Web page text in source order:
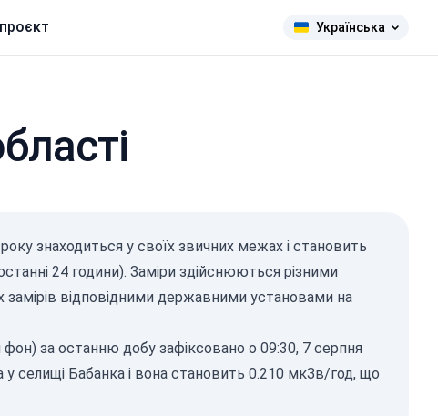
Українська
року знаходиться у своїх звичних межах і становить
24 години). Заміри здійснюються різними
замірів відповідними державними установами на
за останню добу зафіксовано о 09:30, 7 серпня
селищі Бабанка і вона становить 0.210 мкЗв/год, що